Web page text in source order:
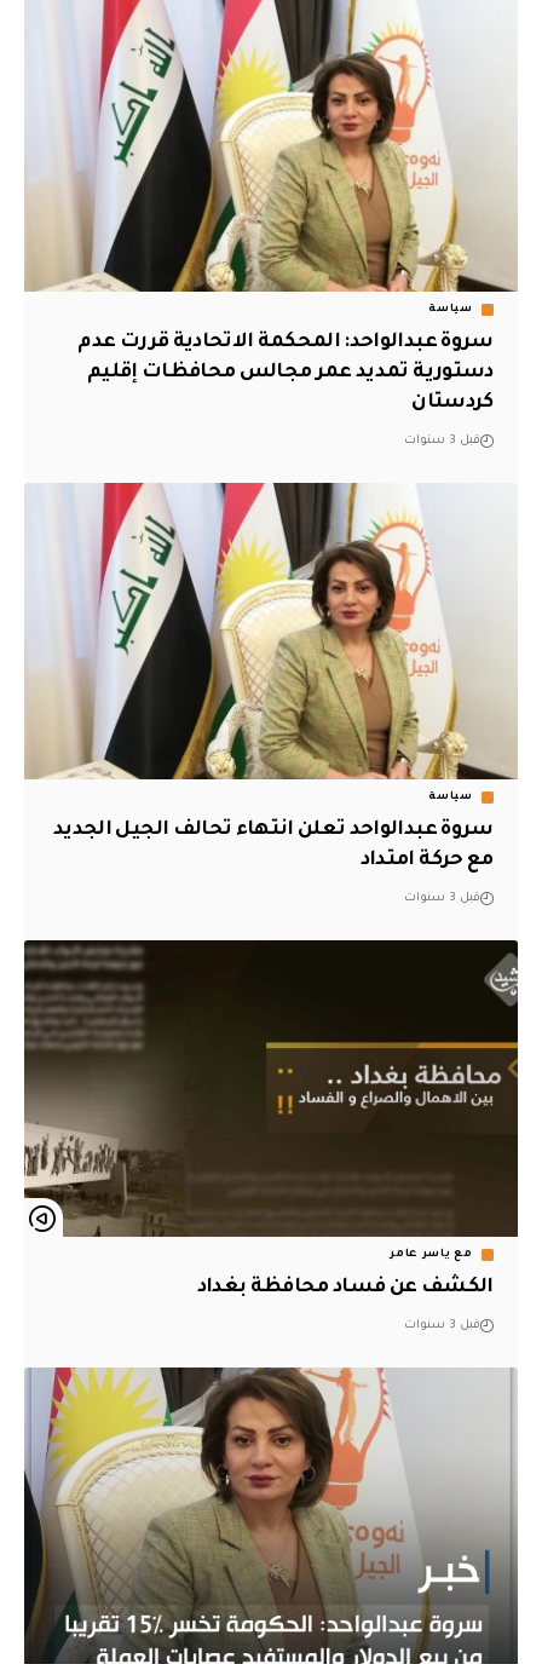
سياسة
سروة عبدالواحد: المحكمة الاتحادية قررت عدم
دستورية تمديد عمر مجالس محافظات إقليم
كردستان
قبل 3 سنوات
سياسة
سروة عبدالواحد تعلن انتهاء تحالف الجيل الجديد
مع حركة امتداد
قبل 3 سنوات
مع ياسر عامر
الكشف عن فساد محافظة بغداد
قبل 3 سنوات